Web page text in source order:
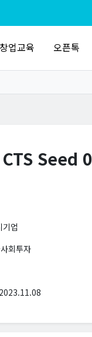
창업교육 오픈톡
Seed 0
기업
회투자